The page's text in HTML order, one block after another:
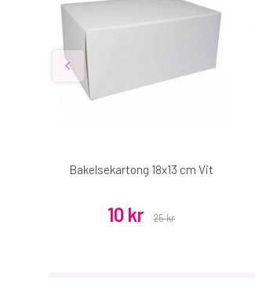
Bakelsekartong 18x13 cm Vit
10 kr 25 kr